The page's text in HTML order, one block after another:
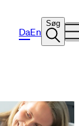
DaEn
Søg